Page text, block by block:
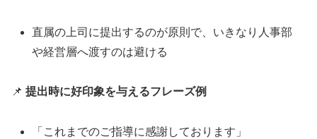
直属の上司に提出するのが原則で、いきなり人事部
や経営層へ渡すのは避ける
📌 提出時に好印象を与えるフレーズ例
「これまでのご指導に感謝しております」